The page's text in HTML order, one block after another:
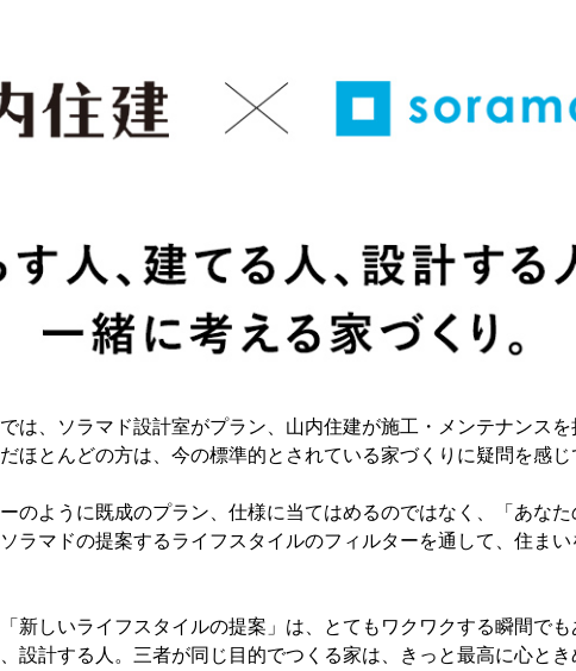
は、ソラマド設計室がプラン、山内住建が施工・メンテナンスを
ほとんどの方は、今の標準的とされている家づくりに疑問を感じ
のように既成のプラン、仕様に当てはめるのではなく、「あな
ラマドの提案するライフスタイルのフィルターを通して、住まい
新しいライフスタイルの提案」は、とてもワクワクする瞬間でも
設計する人。三者が同じ目的でつくる家は、きっと最高に心と